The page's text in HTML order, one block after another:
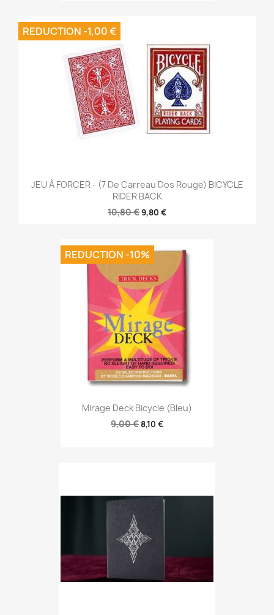
JEU À FORCER - (7 De Carreau Dos Rouge) BICYCLE
RIDER BACK
10,80 €9,80 €
REDUCTION -1,00 €
Mirage Deck Bicycle (Bleu)
9,00 € 8,10 €
REDUCTION -10%